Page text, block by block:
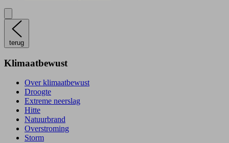
terug
Klimaatbewust
Over klimaatbewust
Droogte
Extreme neerslag
Hitte
Natuurbrand
Overstroming
Storm